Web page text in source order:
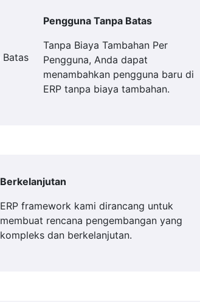
Pengguna Tanpa Batas
Tanpa Biaya Tambahan Per
Pengguna, Anda dapat
menambahkan pengguna baru di
ERP tanpa biaya tambahan.
Berkelanjutan
ERP framework kami dirancang untuk
membuat rencana pengembangan yang
kompleks dan berkelanjutan.